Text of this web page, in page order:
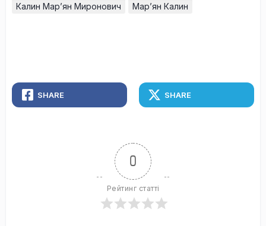
Калин Мар’ян Миронович
Мар’ян Калин
SHARE SHARE
0
Рейтинг статті